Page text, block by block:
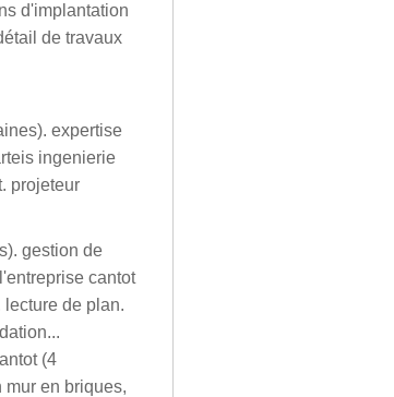
d'implantation
de travaux
expertise
ingenierie
projeteur
gestion de
cantot
lecture de plan.
(4
en briques,